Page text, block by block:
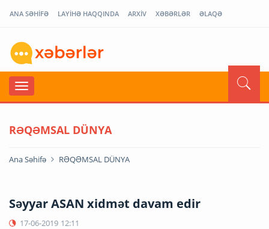
ANA SƏHİFƏ LAYİHƏ HAQQINDA ARXİV XƏBƏRLƏR ƏLAQƏ
RƏQƏMSAL DÜNYA
Ana Səhifə RƏQƏMSAL DÜNYA
Səyyar ASAN xidmət davam edir
17-06-2019 12:11